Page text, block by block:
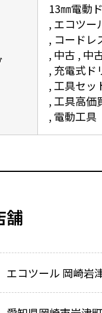
13㎜電動
エコツー
コードレ
中古 中
充電式ド
工具セッ
工具高価
電動工具
舗
エコツール 岡崎岩